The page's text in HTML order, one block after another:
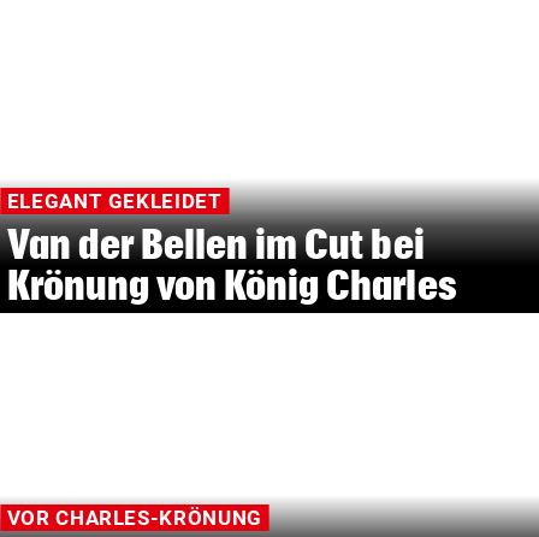
ELEGANT GEKLEIDET
Van der Bellen im Cut bei
Krönung von König Charles
VOR CHARLES-KRÖNUNG